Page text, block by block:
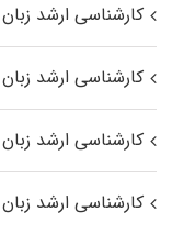
کارشناسی ارشد زبان
کارشناسی ارشد
کارشناسی ارشد
کارشناسی ارشد زبان